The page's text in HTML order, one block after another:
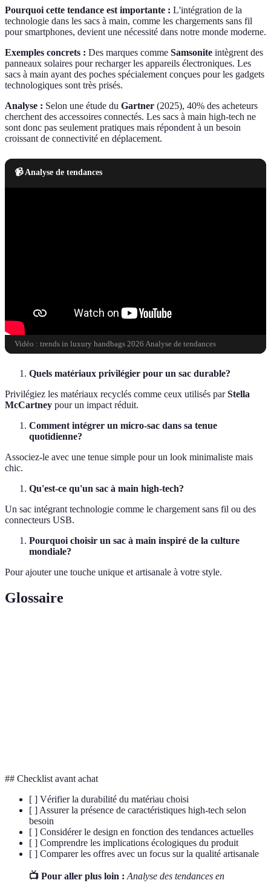
Pourquoi cette tendance est importante : L'intégration de la
technologie dans les sacs à main, comme les chargements sans fil
pour smartphones, devient une nécessité dans notre monde moderne.
Exemples concrets : Des marques comme Samsonite intègrent des
panneaux solaires pour recharger les appareils électroniques. Les
sacs à main ayant des poches spécialement conçues pour les gadgets
technologiques sont très prisés.
Analyse : Selon une étude du Gartner (2025), 40% des acheteurs
cherchent des accessoires connectés. Les sacs à main high-tech ne
sont donc pas seulement pratiques mais répondent à un besoin
croissant de connectivité en déplacement.
📹 Analyse de tendances
Vidéo : trends in luxury handbags 2026 Analyse de tendances
Quels matériaux privilégier pour un sac durable?
Privilégiez les matériaux recyclés comme ceux utilisés parStella
McCartney pour un impact réduit.
Comment intégrer un micro-sac dans sa tenue
quotidienne?
Associez-le avec une tenue simple pour un look minimaliste mais
chic.
Qu'est-ce qu'un sac à main high-tech?
Un sac intégrant technologie comme le chargement sans fil ou des
connecteurs USB.
Pourquoi choisir un sac à main inspiré de la culture
mondiale?
Pour ajouter une touche unique et artisanale à votre style.
Glossaire
## Checklist avant achat
[ ] Vérifier la durabilité du matériau choisi
[ ] Assurer la présence de caractéristiques high-tech selon
besoin
[ ] Considérer le design en fonction des tendances actuelles
[ ] Comprendre les implications écologiques du produit
[ ] Comparer les offres avec un focus sur la qualité artisanale
📺 Pour aller plus loin : Analyse des tendances en